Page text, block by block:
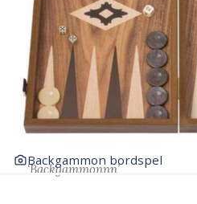
Backgammon bordspel
‘Backgammonnn’